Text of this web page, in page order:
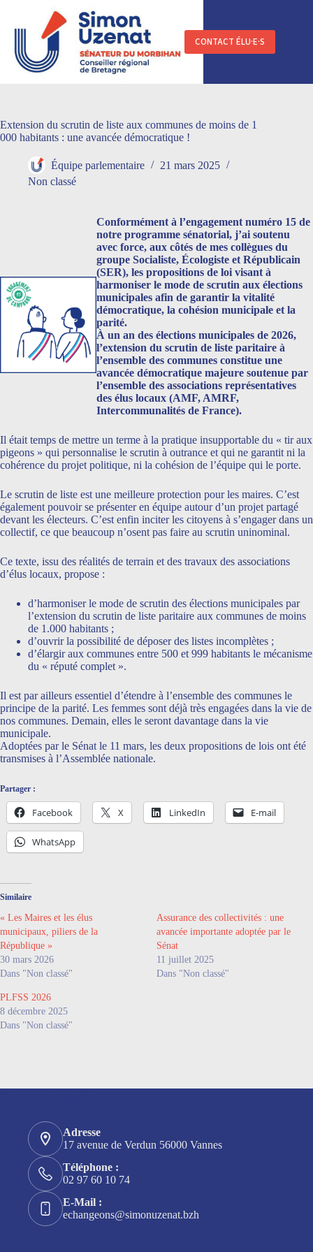
contenu
CONTACT ÉLU·E·S
Extension du scrutin de liste aux communes de moins de 1
000 habitants : une avancée démocratique !
Équipe parlementaire
21 mars 2025
Non classé
Conformément à l’engagement numéro 15 de
notre programme sénatorial, j’ai soutenu
avec force, aux côtés de mes collègues du
groupe Socialiste, Écologiste et Républicain
(SER), les propositions de loi visant à
harmoniser le mode de scrutin aux élections
municipales afin de garantir la vitalité
démocratique, la cohésion municipale et la
parité.
À un an des élections municipales de 2026,
l’extension du scrutin de liste paritaire à
l’ensemble des communes constitue une
avancée démocratique majeure soutenue par
l’ensemble des associations représentatives
des élus locaux (AMF, AMRF,
Intercommunalités de France).
Il était temps de mettre un terme à la pratique insupportable du « tir aux
pigeons » qui personnalise le scrutin à outrance et qui ne garantit ni la
cohérence du projet politique, ni la cohésion de l’équipe qui le porte.
Le scrutin de liste est une meilleure protection pour les maires. C’est
également pouvoir se présenter en équipe autour d’un projet partagé
devant les électeurs. C’est enfin inciter les citoyens à s’engager dans un
collectif, ce que beaucoup n’osent pas faire au scrutin uninominal.
Ce texte, issu des réalités de terrain et des travaux des associations
d’élus locaux, propose :
d’harmoniser le mode de scrutin des élections municipales par
l’extension du scrutin de liste paritaire aux communes de moins
de 1.000 habitants ;
d’ouvrir la possibilité de déposer des listes incomplètes ;
d’élargir aux communes entre 500 et 999 habitants le mécanisme
du « réputé complet ».
Il est par ailleurs essentiel d’étendre à l’ensemble des communes le
principe de la parité. Les femmes sont déjà très engagées dans la vie de
nos communes. Demain, elles le seront davantage dans la vie
municipale.
Adoptées par le Sénat le 11 mars, les deux propositions de lois ont été
transmises à l’Assemblée nationale.
Partager :
Facebook X LinkedIn E-mail
WhatsApp
Similaire
« Les Maires et les élus
municipaux, piliers de la
République »
30 mars 2026
Dans "Non classé"
Assurance des collectivités : une
avancée importante adoptée par le
Sénat
11 juillet 2025
Dans "Non classé"
PLFSS 2026
8 décembre 2025
Dans "Non classé"
Adresse
17 avenue de Verdun 56000 Vannes
Téléphone :
02 97 60 10 74
E-Mail :
echangeons@simonuzenat.bzh